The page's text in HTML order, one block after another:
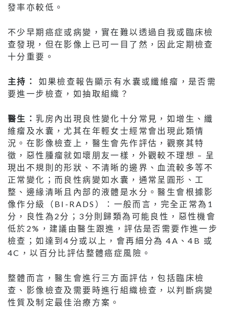
發率亦較低。
不少早期癌症或病變，實在難以透過自我或臨床檢
查發現，但在影像上已可一目了然，因此定期檢查
十分重要。
主持：
如果檢查報告顯示有水囊或纖維瘤，是否需
要進一步檢查，如抽取組織？
醫生：乳房內出現良性變化十分常見，如增生、纖
維瘤及水囊，尤其在年輕女士經常會出現此類情
況。在影像檢查上，醫生會先作評估，觀察其特
徵，惡性腫瘤就如壞朋友一樣，外觀較不理想 – 呈
現出不規則的形狀、不清晰的邊界、血流較多等不
正常變化；而良性病變如水囊，通常呈圓形、工
整、邊緣清晰且內部的液體是水分。醫生會根據影
像作分級（BI-RADS）：一般而言，完全正常為1
分，良性為2分；3分則歸類為可能良性，惡性機會
低於2%，建議由醫生跟進，評估是否需要作進一步
檢查；如達到4分或以上，會再細分為 4A、4B 或
4C，以百分比評估整體癌症風險。
整體而言，醫生會進行三方面評估，包括臨床檢
查、影像檢查及需要時進行組織檢查，以判斷病變
性質及制定最佳治療方案。